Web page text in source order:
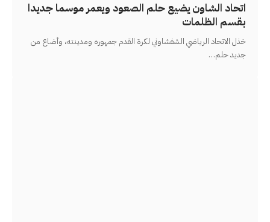
اتحاد الشاون يضيع حلم الصعود ويعمر موسما جديدا
بقسم الظلمات
خذل الاتحاد الرياضي الشفشاوني لكرة القدم جمهوره ومدينته، وأضاع من
جديد حلم…